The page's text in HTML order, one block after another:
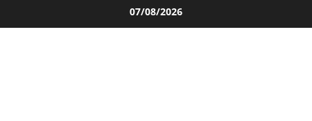
al
07/08/2026